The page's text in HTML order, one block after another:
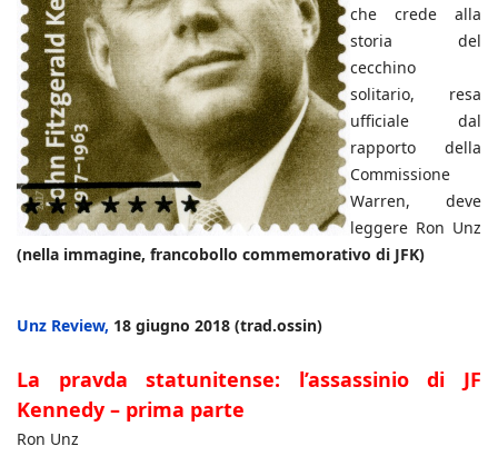
che crede alla
storia del
cecchino
solitario, resa
ufficiale dal
rapporto della
Commissione
Warren, deve
leggere Ron Unz
(nella immagine, francobollo commemorativo di JFK)
Unz Review, 18 giugno 2018 (trad.ossin)
La pravda statunitense: l’assassinio di JF
Kennedy – prima parte
Ron Unz